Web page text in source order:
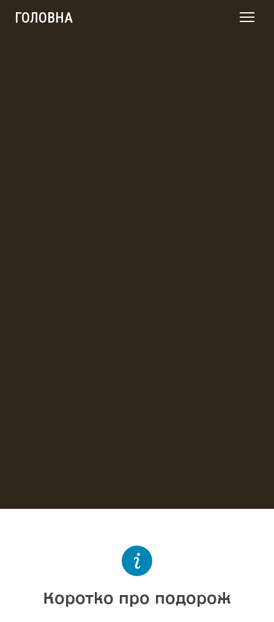
ГОЛОВНА
Коротко про подорож